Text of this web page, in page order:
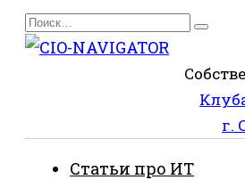
Перейти
к
Search
for:
г.
Статьи про ИТ